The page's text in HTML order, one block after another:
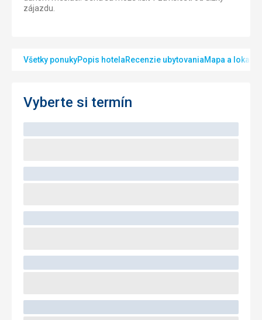
zájazdu.
Všetky ponukyPopis hotelaRecenzie ubytovaniaMapa a lokalita
Vyberte si termín